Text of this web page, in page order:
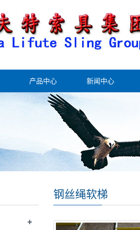
产品中心 新闻中心
钢丝绳软梯
+